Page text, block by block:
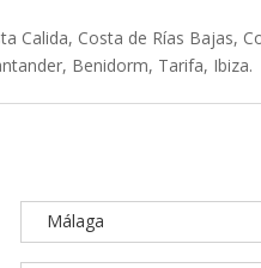
Costa de Rías Bajas,
Benidorm, Tarifa, Ibiza.
Málaga